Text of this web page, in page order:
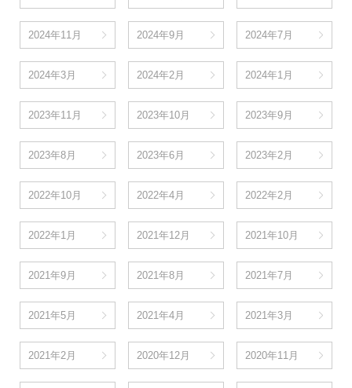
2024年11月 2024年9月 2024年7月
2024年3月 2024年2月 2024年1月
2023年11月 2023年10月 2023年9月
2023年8月 2023年6月 2023年2月
2022年10月 2022年4月 2022年2月
2022年1月 2021年12月 2021年10月
2021年9月 2021年8月 2021年7月
2021年5月 2021年4月 2021年3月
2021年2月 2020年12月 2020年11月